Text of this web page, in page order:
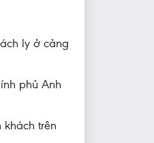
ly ở cảng
phủ Anh
trên